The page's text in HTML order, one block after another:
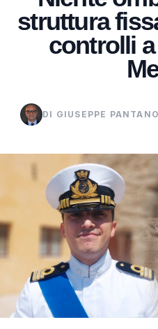
struttura
controlli
DI GIUSEPPE PANTANO